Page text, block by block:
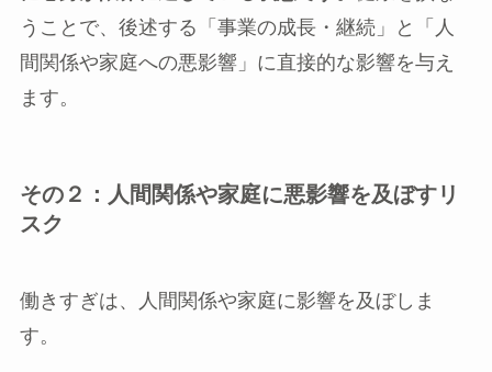
うことで、後述する「事業の成長・継続」と「人
間関係や家庭への悪影響」に直接的な影響を与え
ます。
その２：人間関係や家庭に悪影響を及ぼすリ
スク
働きすぎは、人間関係や家庭に影響を及ぼしま
す。